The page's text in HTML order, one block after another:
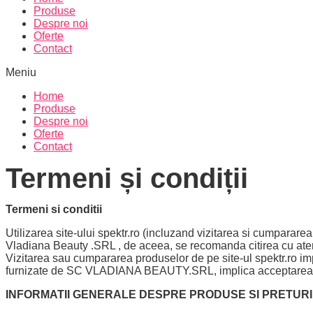
Produse
Despre noi
Oferte
Contact
Meniu
Home
Produse
Despre noi
Oferte
Contact
Termeni și condiții
Termeni si conditii
Utilizarea site-ului spektr.ro (incluzand vizitarea si
Vladiana Beauty .SRL , de aceea, se recomanda citirea cu
Vizitarea sau cumpararea produselor de pe site-ul spektr.ro
furnizate de SC VLADIANA BEAUTY.SRL, implica
INFORMATII GENERALE DESPRE PRODUSE SI PRETURI